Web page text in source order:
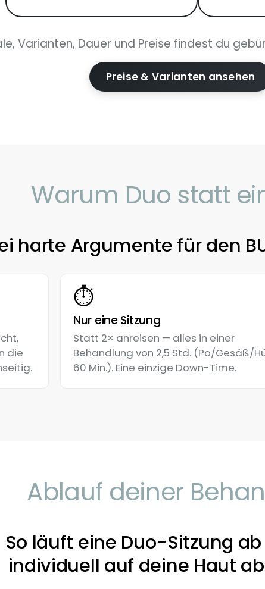
Varianten, Dauer und Preise findest du
Preise & Varianten ansehen
Warum Duo statt
harte Argumente für den
die
⏱
Nur eine Sitzung
Statt 2× anreisen — alles in einer
Behandlung von 2,5 Std. (Po/Gesäß/
60 Min.). Eine einzige Down-Time.
Ablauf deiner
So läuft eine Duo-Sitzung
individuell auf deine Haut